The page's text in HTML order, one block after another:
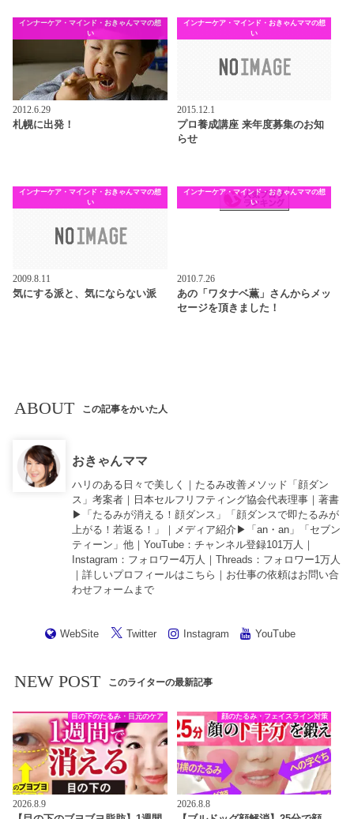
インナーケア・マインド・おきゃんママの想
い
2012.6.29
札幌に出発！
インナーケア・マインド・おきゃんママの想
い
2015.12.1
プロ養成講座 来年度募集のお知
らせ
インナーケア・マインド・おきゃんママの想
い
2009.8.11
気にする派と、気にならない派
インナーケア・マインド・おきゃんママの想
い
2010.7.26
あの「ワタナベ薫」さんからメッ
セージを頂きました！
ABOUT この記事をかいた人
おきゃんママ
ハリのある日々で美しく｜たるみ改善メソッド「顔ダン
ス」考案者｜日本セルフリフティング協会代表理事｜著書
▶︎「たるみが消える！顔ダンス 」「顔ダンスで即たるみが
上がる！若返る！ 」｜メディア紹介▶︎「an・an」「セブン
ティーン」他｜YouTube ：チャンネル登録101万人｜
Instagram ：フォロワー4万人｜Threads ：フォロワー1万人
｜詳しいプロフィールは こちら ｜お仕事の依頼はお問い合
わせフォーム まで
WebSite Twitter Instagram YouTube
NEW POST このライターの最新記事
目の下のたるみ・目元のケア
2026.8.9
顔のたるみ・フェイスライン対策
2026.8.8